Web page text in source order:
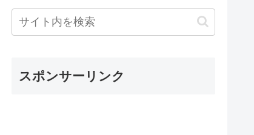
スポンサーリンク